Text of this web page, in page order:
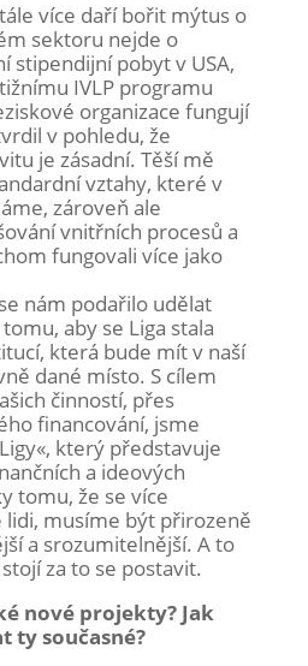
více daří bořit mýtus o
sektoru nejde o
stipendijní pobyt v USA,
IVLP programu
organizace fungují
v pohledu, že
je zásadní. Těší mě
vztahy, které v
zároveň ale
vnitřních procesů a
fungovali více jako
nám podařilo udělat
aby se Liga stala
která bude mít v naší
dané místo. S cílem
činností, přes
financování, jsme
který představuje
a ideových
tomu, že se více
lidi, musíme být přirozeně
a srozumitelnější. A to
za to se postavit.
nové projekty? Jak
ty současné?